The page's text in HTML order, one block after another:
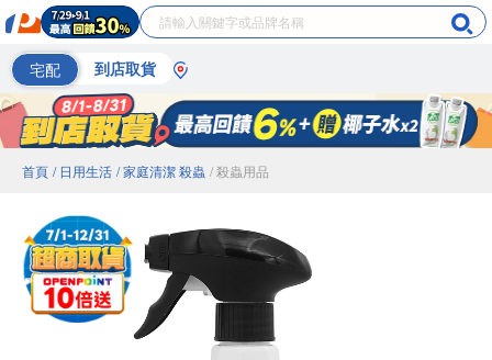
宅配 到店取貨
首頁 / 日用生活 / 家庭清潔 殺蟲 / 殺蟲用品